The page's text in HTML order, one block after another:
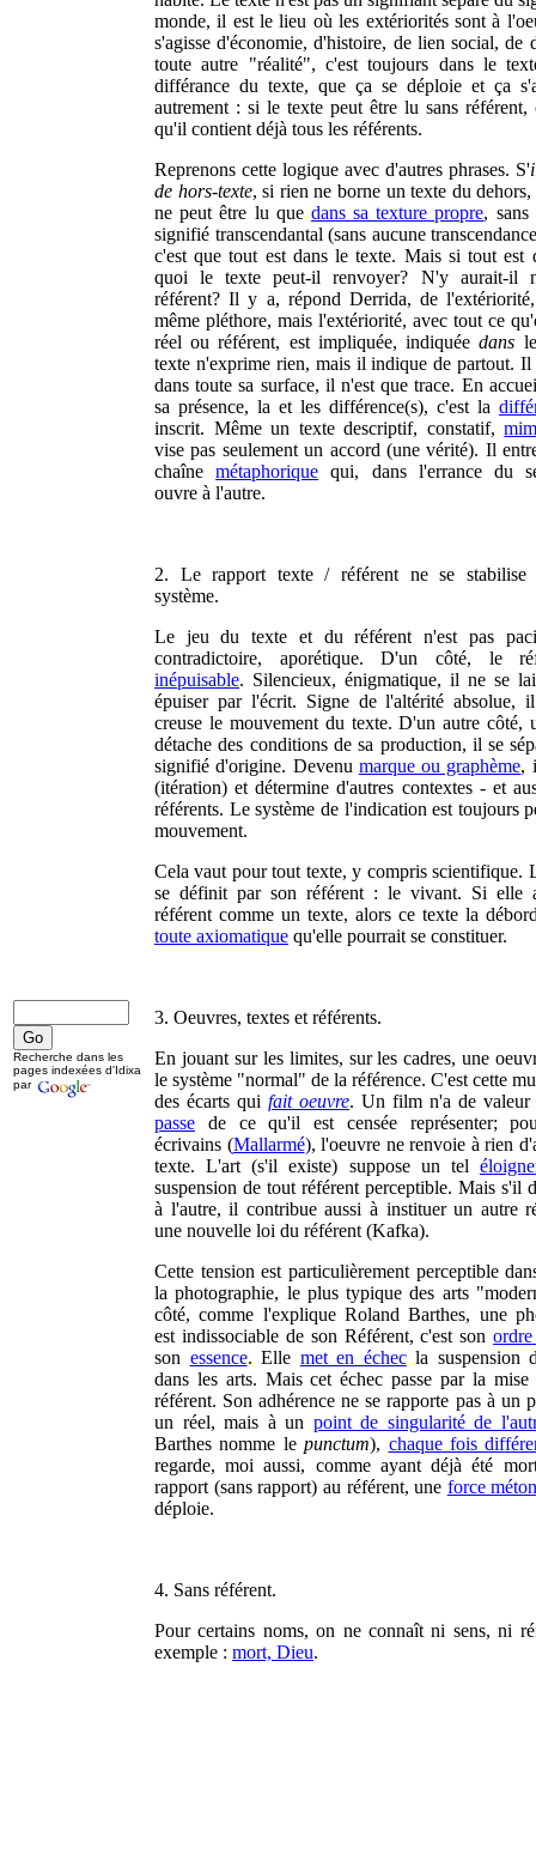
monde, il est le lieu où les extériorités sont à
s'agisse d'économie, d'histoire, de lien social, de
toute autre "réalité", c'est toujours dans le
différance du texte, que ça se déploie et ça
autrement : si le texte peut être lu sans référent,
qu'il contient déjà tous les référents.
Reprenons cette logique avec d'autres phrases. S'
de hors-texte, si rien ne borne un texte du
ne peut être lu que dans sa texture propre, sans
signifié transcendantal (sans aucune
c'est que tout est dans le texte. Mais si tout est
quoi le texte peut-il renvoyer? N'y aurait-il
référent? Il y a, répond Derrida, de
même pléthore, mais l'extériorité, avec tout ce
réel ou référent, est impliquée, indiquéedans
texte n'exprime rien, mais il indique de partout. Il
dans toute sa surface, il n'est que trace. En
sa présence, la et les différence(s), c'est la
inscrit. Même un texte descriptif, constatif,
vise pas seulement un accord (une vérité). Il
chaînemétaphorique qui, dans l'errance du
ouvre à l'autre.
2. Le rapport texte / référent ne se stabilise
système.
Le jeu du texte et du référent n'est pas
contradictoire, aporétique. D'un côté, le
inépuisable. Silencieux, énigmatique, il ne se
épuiser par l'écrit. Signe de l'altérité absolue,
creuse le mouvement du texte. D'un autre côté,
détache des conditions de sa production, il se
signifié d'origine. Devenu marque ou graphème,
(itération) et détermine d'autres contextes - et
référents. Le système de l'indication est toujours
mouvement.
Cela vaut pour tout texte, y compris scientifique.
se définit par son référent : le vivant. Si elle
référent comme un texte, alors ce texte la
toute axiomatique qu'elle pourrait se constituer.
3. Oeuvres, textes et référents.
En jouant sur les limites, sur les cadres, une
le système "normal" de la référence. C'est cette
des écarts qui fait oeuvre. Un film n'a de
passe de ce qu'il est censée représenter;
écrivains (Mallarmé), l'oeuvre ne renvoie à rien
texte. L'art (s'il existe) suppose un tel
suspension de tout référent perceptible. Mais s'il
à l'autre, il contribue aussi à instituer un autre
une nouvelle loi du référent (Kafka).
Cette tension est particulièrement perceptible
la photographie, le plus typique des arts
côté, comme l'explique Roland Barthes, une
est indissociable de son Référent, c'est son
son essence. Elle met en échecla suspension
dans les arts. Mais cet échec passe par la
référent. Son adhérence ne se rapporte pas à un
un réel, mais à un point de singularité de
Barthes nomme lepunctum), chaque fois
regarde, moi aussi, comme ayant déjà été
rapport (sans rapport) au référent, une force
déploie.
4. Sans référent.
Pour certains noms, on ne connaît ni sens, ni
exemple : mort, Dieu.
Recherche dans les
pages indexées d'Idixa
par